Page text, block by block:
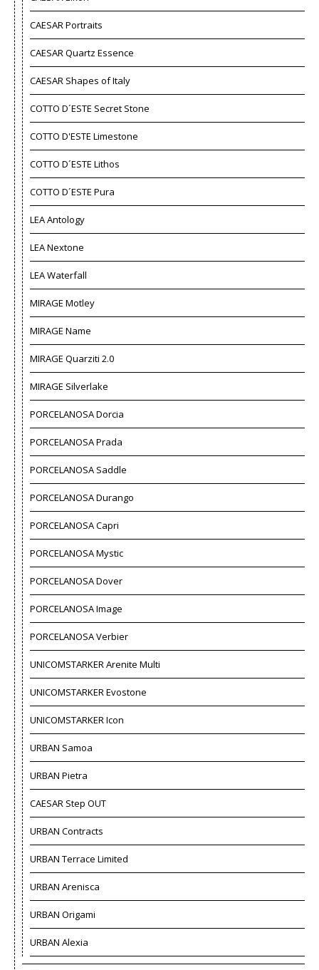
CAESAR Portraits
CAESAR Quartz Essence
CAESAR Shapes of Italy
COTTO D´ESTE Secret Stone
COTTO D'ESTE Limestone
COTTO D´ESTE Lithos
COTTO D´ESTE Pura
LEA Antology
LEA Nextone
LEA Waterfall
MIRAGE Motley
MIRAGE Name
MIRAGE Quarziti 2.0
MIRAGE Silverlake
PORCELANOSA Dorcia
PORCELANOSA Prada
PORCELANOSA Saddle
PORCELANOSA Durango
PORCELANOSA Capri
PORCELANOSA Mystic
PORCELANOSA Dover
PORCELANOSA Image
PORCELANOSA Verbier
UNICOMSTARKER Arenite Multi
UNICOMSTARKER Evostone
UNICOMSTARKER Icon
URBAN Samoa
URBAN Pietra
CAESAR Step OUT
URBAN Contracts
URBAN Terrace Limited
URBAN Arenisca
URBAN Origami
URBAN Alexia